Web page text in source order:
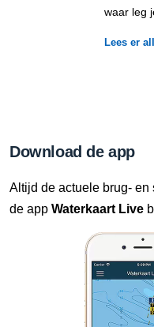
waar leg
Lees er
Download de app
Altijd de actuele brug-
de app Waterkaart Live